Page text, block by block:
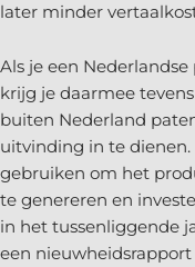
later minder
Als je een
krijg je daarmee
buiten Nederland
uitvinding in te
gebruiken om het
te genereren en
in het tussenliggende
een